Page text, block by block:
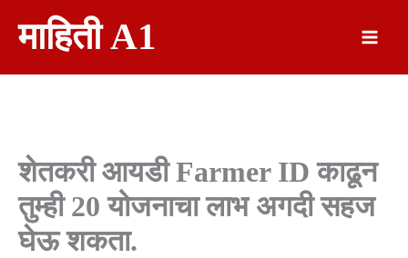
माहिती A1
शेतकरी आयडी Farmer ID काढून
तुम्ही 20 योजनाचा लाभ अगदी सहज
घेऊ शकता.